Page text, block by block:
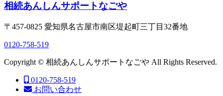
相続あんしんサポートなごや
〒457-0825 愛知県名古屋市南区堤起町三丁目32番地
0120-758-519
Copyright © 相続あんしんサポートなごや All Rights Reserved.
0120-758-519
お問い合わせ